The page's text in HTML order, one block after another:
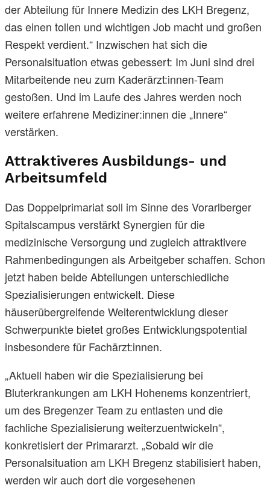
der Abteilung für Innere Medizin des LKH Bregenz,
das einen tollen und wichtigen Job macht und großen
Respekt verdient.“ Inzwischen hat sich die
Personalsituation etwas gebessert: Im Juni sind drei
Mitarbeitende neu zum Kaderärzt:innen-Team
gestoßen. Und im Laufe des Jahres werden noch
weitere erfahrene Mediziner:innen die „Innere“
verstärken.
Attraktiveres Ausbildungs- und
Arbeitsumfeld
Das Doppelprimariat soll im Sinne des Vorarlberger
Spitalscampus verstärkt Synergien für die
medizinische Versorgung und zugleich attraktivere
Rahmenbedingungen als Arbeitgeber schaffen. Schon
jetzt haben beide Abteilungen unterschiedliche
Spezialisierungen entwickelt. Diese
häuserübergreifende Weiterentwicklung dieser
Schwerpunkte bietet großes Entwicklungspotential
insbesondere für Fachärzt:innen.
„Aktuell haben wir die Spezialisierung bei
Bluterkrankungen am LKH Hohenems konzentriert,
um des Bregenzer Team zu entlasten und die
fachliche Spezialisierung weiterzuentwickeln“,
konkretisiert der Primararzt. „Sobald wir die
Personalsituation am LKH Bregenz stabilisiert haben,
werden wir auch dort die vorgesehenen